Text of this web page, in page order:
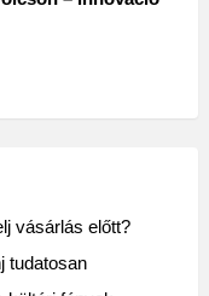
vásárlás előtt?
tudatosan